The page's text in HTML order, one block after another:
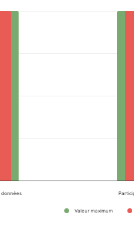
Valeur maximum
données